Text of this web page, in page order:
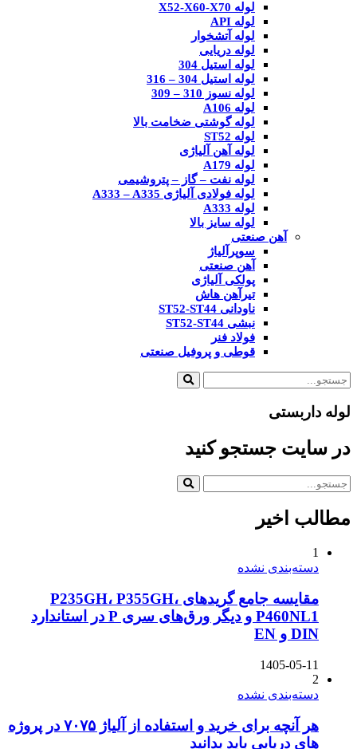
لوله X52-X60-X70
لوله API
لوله آتشخوار
لوله دریایی
لوله استیل 304
لوله استیل 304 – 316
لوله نسوز 310 – 309
لوله A106
لوله گوشتی ضخامت بالا
لوله ST52
لوله آهن آلیاژی
لوله A179
لوله نفت – گاز – پتروشیمی
لوله فولادی آلیاژی A333 – A335
لوله A333
لوله سایز بالا
آهن صنعتی
سوپرآلیاژ
آهن صنعتی
پولکی آلیاژی
تیرآهن هاش
ناودانی ST52-ST44
نبشی ST52-ST44
فولاد فنر
قوطی و پروفیل صنعتی
لوله داربستی
در سایت جستجو کنید
مطالب اخیر
1
دسته‌بندی نشده
مقایسه جامع گریدهای P235GH، P355GH،
P460NL1 و دیگر ورق‌های سری P در استاندارد
DIN و EN
1405-05-11
2
دسته‌بندی نشده
هر آنچه برای خرید و استفاده از آلیاژ ۷۰۷۵ در پروژه
های دریایی باید بدانید